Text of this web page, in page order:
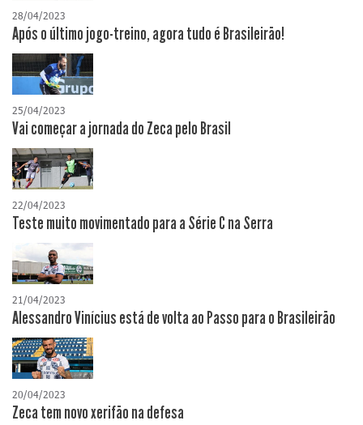
28/04/2023
Após o último jogo-treino, agora tudo é Brasileirão!
25/04/2023
Vai começar a jornada do Zeca pelo Brasil
22/04/2023
Teste muito movimentado para a Série C na Serra
21/04/2023
Alessandro Vinícius está de volta ao Passo para o Brasileirão
20/04/2023
Zeca tem novo xerifão na defesa